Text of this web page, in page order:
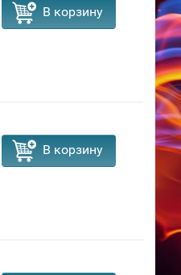
В корзину
В корзину